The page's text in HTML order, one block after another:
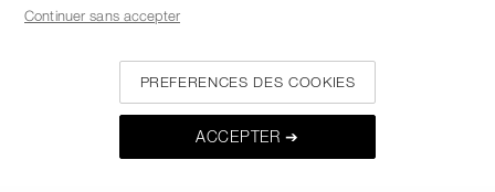
À PROPOS DE NARS
ACCEPTER ➔
PREFERENCES DES COOKIES
Continuer sans accepter